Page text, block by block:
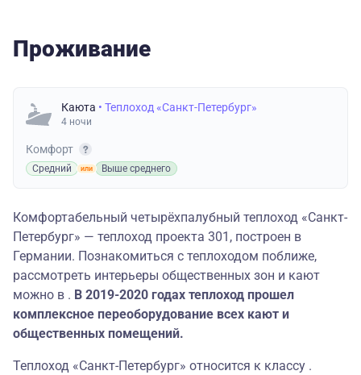
Проживание
Каюта • Теплоход «Санкт-Петербург»
4 ночи
Комфорт
Средний Выше среднего
Комфортабельный четырёхпалубный теплоход «Санкт-
Петербург» — теплоход проекта 301, построен в
Германии. Познакомиться с теплоходом поближе,
рассмотреть интерьеры общественных зон и кают
можно в . В 2019-2020 годах теплоход прошел
комплексное переоборудование всех кают и
общественных помещений.
Теплоход «Санкт-Петербург» относится к классу .